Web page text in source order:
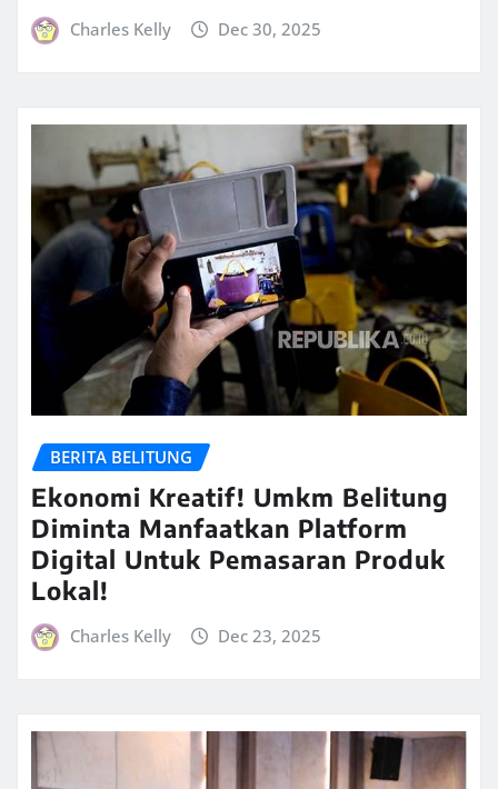
Charles Kelly Dec 30, 2025
BERITA BELITUNG
Ekonomi Kreatif! Umkm Belitung
Diminta Manfaatkan Platform
Digital Untuk Pemasaran Produk
Lokal!
Charles Kelly Dec 23, 2025